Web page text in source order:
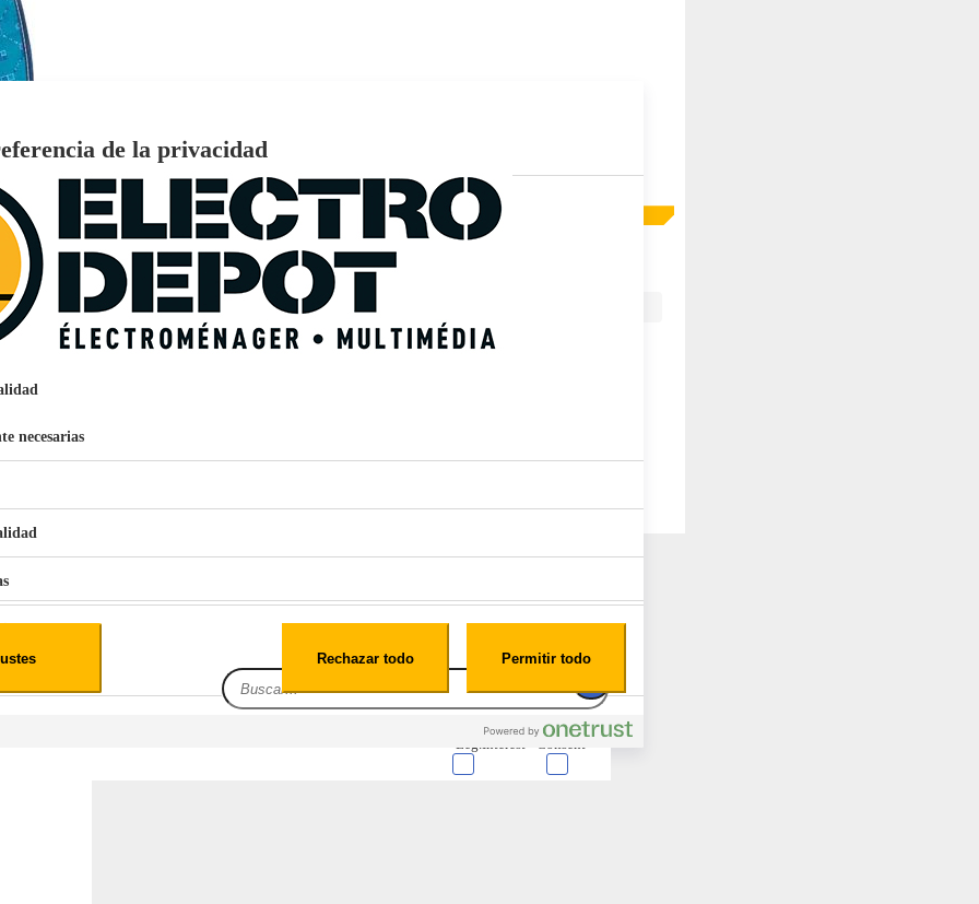
1,1L Limpia Sofás Alfombras Coche SP3
159€ 96
Pago aplazos
EcoTank EPSON ET-2861
de la privacidad
necesarias
web, los datos pueden almacenarse o recuperarse de tu navegador, generalmente en forma de cookies.
Consent
Leg.Interest
Rechazar todo Permitir todo